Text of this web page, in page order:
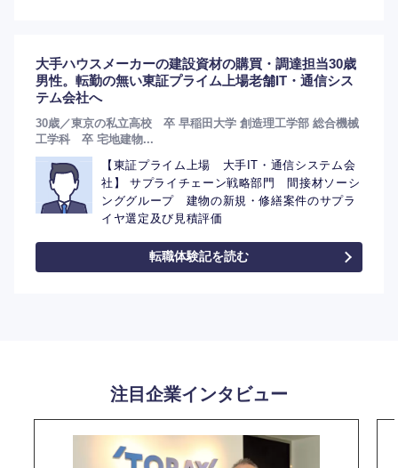
大手ハウスメーカーの建設資材の購買・調達担当30歳
男性。転勤の無い東証プライム上場老舗IT・通信シス
テム会社へ
30歳／東京の私立高校 卒 早稲田大学 創造理工学部 総合機械
工学科 卒 宅地建物...
【東証プライム上場 大手IT・通信システム会
社】 サプライチェーン戦略部門 間接材ソーシ
ンググループ 建物の新規・修繕案件のサプラ
イヤ選定及び見積評価
転職体験記を読む
注目企業インタビュー